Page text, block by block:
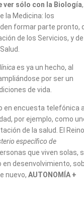
ver sólo con la Biología,
la Medicina: los
formar parte pronto,
de los Servicios, y de
es ya un hecho, al
por ser un
de vida.
en encuesta telefónica
por ejemplo, como
de la salud. El Reino
específico de
que viven solas,
desenvolvimiento,
nuevo, AUTONOMÍA +